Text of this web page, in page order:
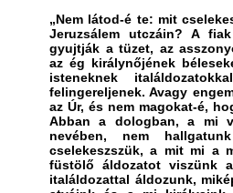
„Nem látod-é te: mit
Jeruzsálem utczáin? A
gyujtják a tüzet, az
az ég királynőjének
isteneknek
felingereljenek. Avagy
az Úr, és nem magokat-é,
Abban a dologban, a mi
nevében, nem
cselekeszszük, a mit mi a
füstölő áldozatot viszünk
italáldozattal áldozunk,